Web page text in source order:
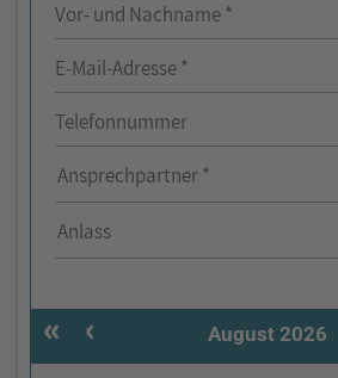
Vor- und Nachname *
E-Mail-Adresse *
Telefonnummer
Ansprechpartner *
Anlass
« ‹ August 2026